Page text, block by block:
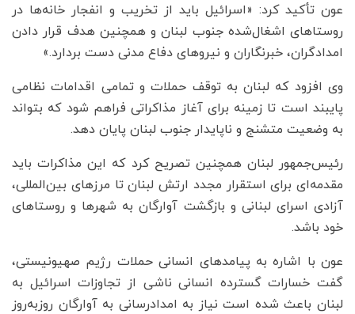
عون تأکید کرد: «اسرائیل باید از تخریب و انفجار خانه‌ها در
روستاهای اشغال‌شده جنوب لبنان و همچنین هدف قرار دادن
امدادگران، خبرنگاران و نیروهای دفاع مدنی دست بردارد.»
وی افزود که لبنان به توقف حملات و تمامی اقدامات نظامی
پایبند است تا زمینه برای آغاز مذاکراتی فراهم شود که بتواند
به وضعیت متشنج و ناپایدار جنوب لبنان پایان دهد.
رئیس‌جمهور لبنان همچنین تصریح کرد که این مذاکرات باید
مقدمه‌ای برای استقرار مجدد ارتش لبنان تا مرزهای بین‌المللی،
آزادی اسرای لبنانی و بازگشت آوارگان به شهرها و روستاهای
خود باشد.
عون با اشاره به پیامدهای انسانی حملات رژیم صهیونیستی،
گفت خسارات گسترده انسانی ناشی از تجاوزات اسرائیل به
لبنان باعث شده است نیاز به امدادرسانی به آوارگان روزبه‌روز